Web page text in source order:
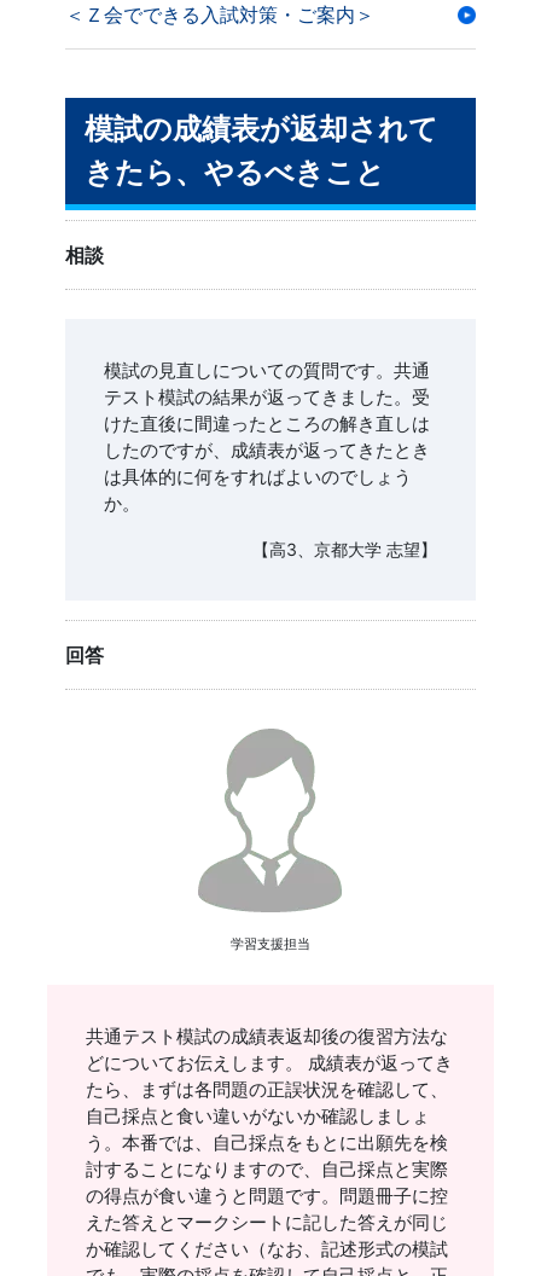
＜Ｚ会でできる入試対策・ご案内＞
模試の成績表が返却されて
きたら、やるべきこと
相談
模試の見直しについての質問です。共通
テスト模試の結果が返ってきました。受
けた直後に間違ったところの解き直しは
したのですが、成績表が返ってきたとき
は具体的に何をすればよいのでしょう
か。
【高3、京都大学 志望】
回答
学習支援担当
共通テスト模試の成績表返却後の復習方法な
どについてお伝えします。 成績表が返ってき
たら、まずは各問題の正誤状況を確認して、
自己採点と食い違いがないか確認しましょ
う。本番では、自己採点をもとに出願先を検
討することになりますので、自己採点と実際
の得点が食い違うと問題です。問題冊子に控
えた答えとマークシートに記した答えが同じ
か確認してください（なお、記述形式の模試